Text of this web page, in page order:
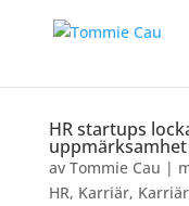
HR startups
uppmärksamhet
av Tommie Cau |
HR, Karriär,